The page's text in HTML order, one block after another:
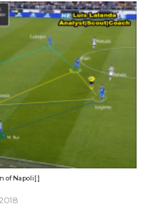
of Napoli[:]